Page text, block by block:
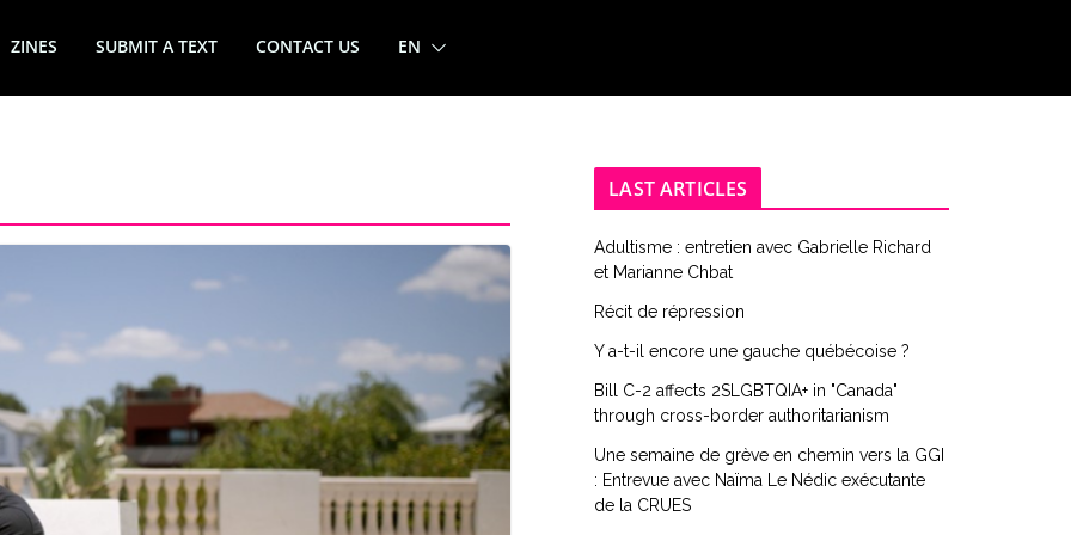
ZINES SUBMIT A TEXT CONTACT US EN
LAST ARTICLES
Adultisme : entretien avec Gabrielle Richard
et Marianne Chbat
Récit de répression
Y a-t-il encore une gauche québécoise ?
Bill C-2 affects 2SLGBTQIA+ in "Canada"
through cross-border authoritarianism
Une semaine de grève en chemin vers la GGI
: Entrevue avec Naïma Le Nédic exécutante
de la CRUES